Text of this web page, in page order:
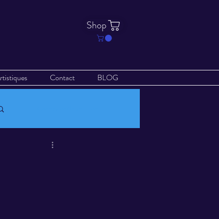
Shop
Contact BLOG